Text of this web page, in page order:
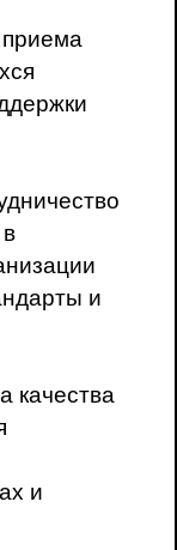
и
качества
и